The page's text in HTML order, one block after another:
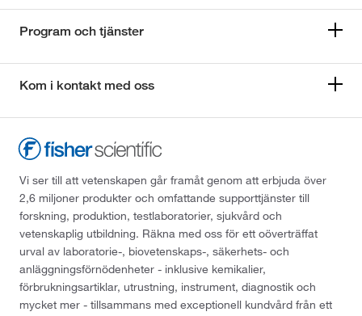
Program och tjänster
Kom i kontakt med oss
Vi ser till att vetenskapen går framåt genom att erbjuda över
2,6 miljoner produkter och omfattande supporttjänster till
forskning, produktion, testlaboratorier, sjukvård och
vetenskaplig utbildning. Räkna med oss för ett oöverträffat
urval av laboratorie-, biovetenskaps-, säkerhets- och
anläggningsförnödenheter - inklusive kemikalier,
förbrukningsartiklar, utrustning, instrument, diagnostik och
mycket mer - tillsammans med exceptionell kundvård från ett